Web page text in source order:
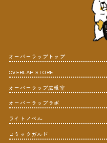
オーバーラップトップ
OVERLAP STORE
オーバーラップ広報室
オーバーラップラボ
ライトノベル
コミックガルド